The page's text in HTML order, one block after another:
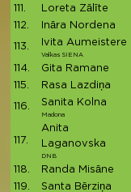
111. Loreta Zālīte
112.
Ināra Nordena
113. Ivita Aumeistere
Valkas SIENA
114. Gita Ramane
115.
Rasa Lazdiņa
116. Sanita Kolna
Madona
117.
Anita
Laganovska
DNB
118. Randa Misāne
119.
Santa Bērziņa